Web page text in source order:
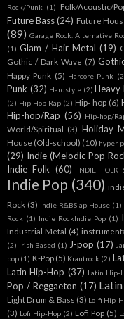
Rock/Punk (1) Folk/Acoustic/
Future Bass (24) Future
(89) Garage Rock. Alternative
(1) Glam / Hair Metal (19)
Gothic / Dark Wave (7)
Happy Punk (5) Harcore Punk
Punk (32) Hardstyle (2) Heavy
(2) Hip Hop Rap (2) Hip- hop (6)
Hip-hop/Rap (56) Hip-hop/
World/Spiritual (3) Holiday
House (Old-school) (10) hyper
(29) Indie (Melodic Pop
Indie Folk (60) INDIE FOLK
Indie Pop (340)
Rock (3) Indie R&BSlap House (1)
Rock (1) Indie RockIndie Pop (1)
Industrial Metal (4)
(2) Irish Based (1) J-pop (17)
pop (1) K-Pop (5) Krautrock (2)
Latin Hip-Hop (37) Latín Hip-
Pop / Reggaeton (17)
Light Drum & Bass (3) Lo-fi Hip-
(3) Lofi Hip-Hop (2) Lofi Pop (5)